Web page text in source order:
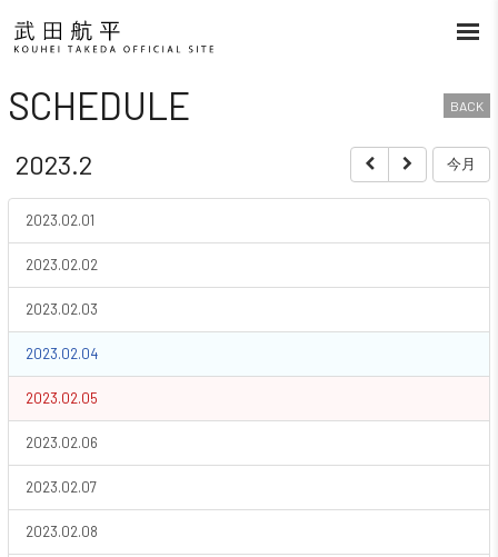
SCHEDULE BACK
2023.2 今月
2023.02.01
2023.02.02
2023.02.03
2023.02.04
2023.02.05
2023.02.06
2023.02.07
2023.02.08